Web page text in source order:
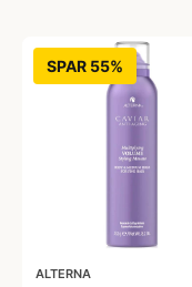
SPAR 55%
ALTERNA